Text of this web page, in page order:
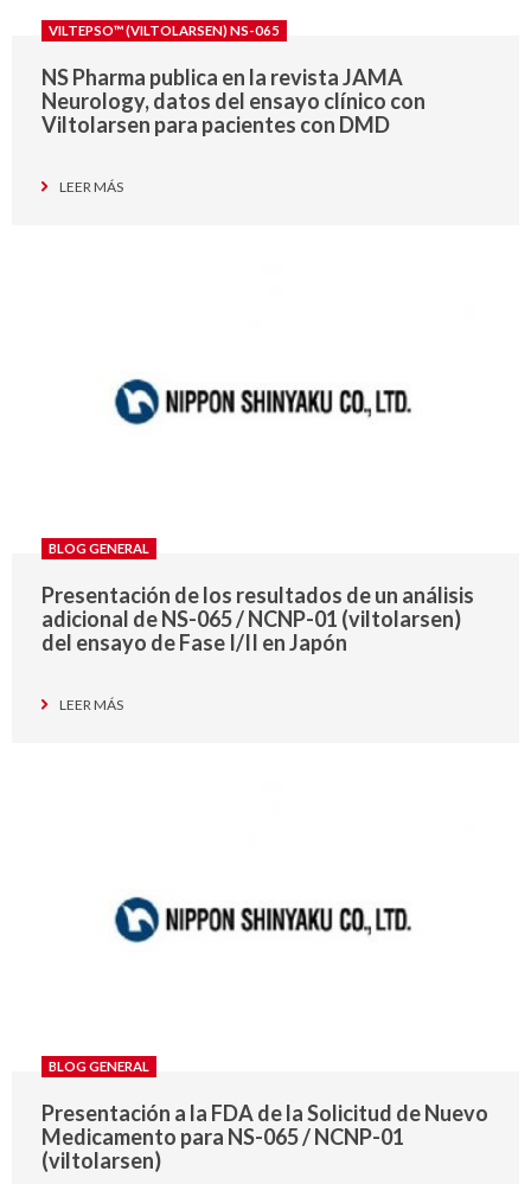
VILTEPSO™ (VILTOLARSEN) NS-065
NS Pharma publica en la revista JAMA
Neurology, datos del ensayo clínico con
Viltolarsen para pacientes con DMD
LEER MÁS
BLOG GENERAL
Presentación de los resultados de un análisis
adicional de NS-065 / NCNP-01 (viltolarsen)
del ensayo de Fase I/II en Japón
LEER MÁS
BLOG GENERAL
Presentación a la FDA de la Solicitud de Nuevo
Medicamento para NS-065 / NCNP-01
(viltolarsen)